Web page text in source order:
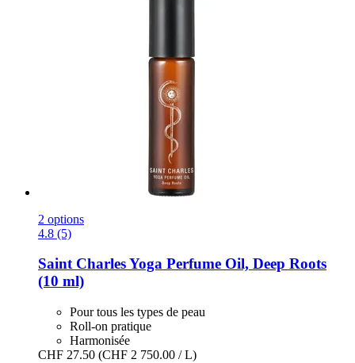
2 options
4.8 (5)
Saint CharlesYoga Perfume Oil, Deep Roots
(10 ml)
Pour tous les types de peau
Roll-on pratique
Harmonisée
CHF 27.50 (CHF 2 750.00 / L)